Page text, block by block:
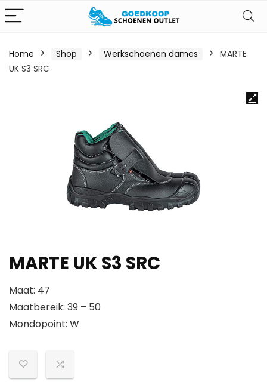
Home Shop Werkschoenen dames
MARTE
UK S3 SRC
MARTE UK S3 SRC
Maat: 47
Maatbereik: 39 – 50
Mondopoint: W